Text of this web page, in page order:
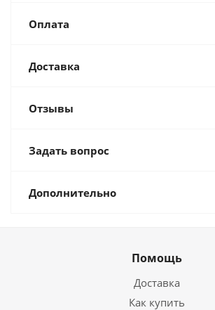
Оплата
Доставка
Отзывы
Задать вопрос
Дополнительно
Помощь
Доставка
Как купить